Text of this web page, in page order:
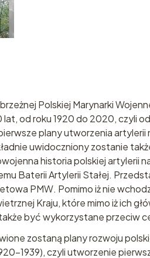
Polskiej Marynarki
od roku 1920 do 2020, czyli
plany utworzenia
uwidoczniony zostanie
historia polskiej artylerii
Baterii Artylerii Stałej.
PMW. Pomimo iż nie
Kraju, które mimo iż ich
być wykorzystane przeciw
zostaną plany rozwoju
1939), czyli utworzenie